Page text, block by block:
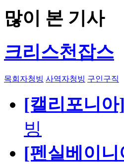
많이 본 기사
크리스천잡스
목회자청빙 사역자청빙 구인구직
[캘리포니아]
빙
[펜실베이니